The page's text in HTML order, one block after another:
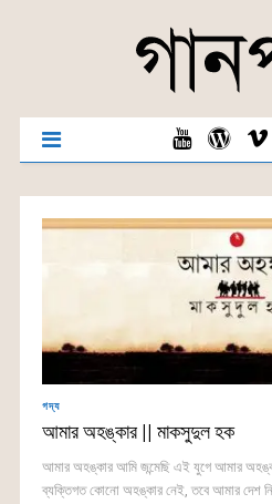
গদ্য
আমার অহঙ্কার || মাকসুদুল হক
আমার অহঙ্কার আমি জন্মেছি এই যুগে আমার
ব্যক্তিগত কোনো অহঙ্কার নেই, তবে আমার দেশ